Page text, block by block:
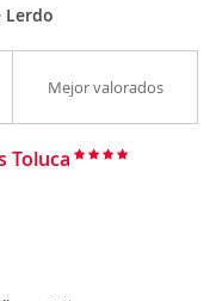
Lerdo
Mejor valorados
Toluca